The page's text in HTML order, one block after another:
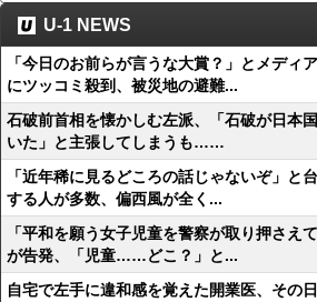
U-1 NEWS
「今日のお前らが言うな大賞？」とメディ
にツッコミ殺到、被災地の避難...
石破前首相を懐かしむ左派、「石破が日本
いた」と主張してしまうも……
「近年稀に見るどころの話じゃないぞ」と
する人が多数、偏西風が全く...
「平和を願う女子児童を警察が取り押さえ
が告発、「児童……どこ？」と...
自宅で左手に違和感を覚えた開業医、その